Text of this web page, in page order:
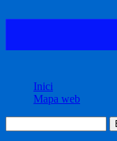
Inici
Mapa web